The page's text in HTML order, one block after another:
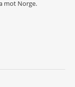
mot Norge.